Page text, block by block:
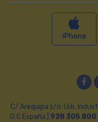
iPhone
C/ Arequipa s/n. Urb.
G.C España | 928 305 800